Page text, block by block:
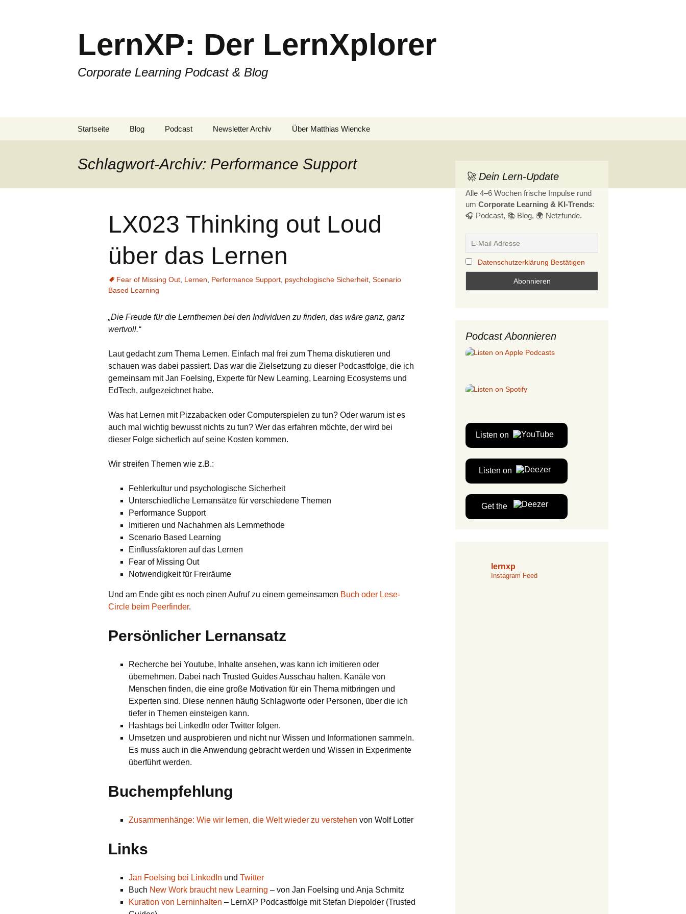
LernXP: Der LernXplorer
Corporate Learning Podcast & Blog
Startseite Blog Podcast Newsletter Archiv Über Matthias Wiencke
Schlagwort-Archiv: Performance Support
LX023 Thinking out Loud
über das Lernen
Fear of Missing Out Lernen Performance Support psychologische Sicherheit Scenario
Based Learning
„Die Freude für die Lernthemen bei den Individuen zu finden, das wäre ganz, ganz
wertvoll.“
Laut gedacht zum Thema Lernen. Einfach mal frei zum Thema diskutieren und
schauen was dabei passiert. Das war die Zielsetzung zu dieser Podcastfolge, die ich
gemeinsam mit Jan Foelsing, Experte für New Learning, Learning Ecosystems und
EdTech, aufgezeichnet habe.
Was hat Lernen mit Pizzabacken oder Computerspielen zu tun? Oder warum ist es
auch mal wichtig bewusst nichts zu tun? Wer das erfahren möchte, der wird bei
dieser Folge sicherlich auf seine Kosten kommen.
Wir streifen Themen wie z.B.:
Fehlerkultur und psychologische Sicherheit
Unterschiedliche Lernansätze für verschiedene Themen
Performance Support
Imitieren und Nachahmen als Lernmethode
Scenario Based Learning
Einflussfaktoren auf das Lernen
Fear of Missing Out
Notwendigkeit für Freiräume
Und am Ende gibt es noch einen Aufruf zu einem gemeinsamen Buch oder Lese-
Circle beim Peerfinder.
Persönlicher Lernansatz
Recherche bei Youtube, Inhalte ansehen, was kann ich imitieren oder
übernehmen. Dabei nach Trusted Guides Ausschau halten. Kanäle von
Menschen finden, die eine große Motivation für ein Thema mitbringen und
Experten sind. Diese nennen häufig Schlagworte oder Personen, über die ich
tiefer in Themen einsteigen kann.
Hashtags bei LinkedIn oder Twitter folgen.
Umsetzen und ausprobieren und nicht nur Wissen und Informationen sammeln.
Es muss auch in die Anwendung gebracht werden und Wissen in Experimente
überführt werden.
Buchempfehlung
Zusammenhänge: Wie wir lernen, die Welt wieder zu verstehen von Wolf Lotter
Links
Jan Foelsing bei LinkedIn und Twitter
Buch New Work braucht new Learning – von Jan Foelsing und Anja Schmitz
Kuration von Lerninhalten – LernXP Podcastfolge mit Stefan Diepolder (Trusted
🚀 Dein Lern-Update
Alle 4–6 Wochen frische Impulse rund
um Corporate Learning & KI-Trends:
🎧 Podcast, 📚 Blog, 🌍 Netzfunde.
Datenschutzerklärung Bestätigen
Podcast Abonnieren
Listen on
Listen on
Get the
lernxp
Instagram Feed